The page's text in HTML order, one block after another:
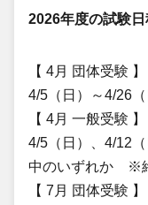
2026年度の試験日
【 4月 団体受験 】
4/5（日）～4/26
【 4月 一般受験 】
4/5（日）、4/12
中のいずれか ※
【 7月 団体受験 】